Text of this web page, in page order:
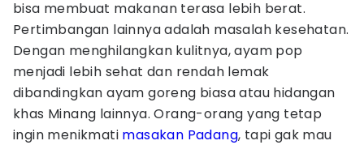
bisa membuat makanan terasa lebih berat.
Pertimbangan lainnya adalah masalah kesehatan.
Dengan menghilangkan kulitnya, ayam pop
menjadi lebih sehat dan rendah lemak
dibandingkan ayam goreng biasa atau hidangan
khas Minang lainnya. Orang-orang yang tetap
ingin menikmati masakan Padang, tapi gak mau